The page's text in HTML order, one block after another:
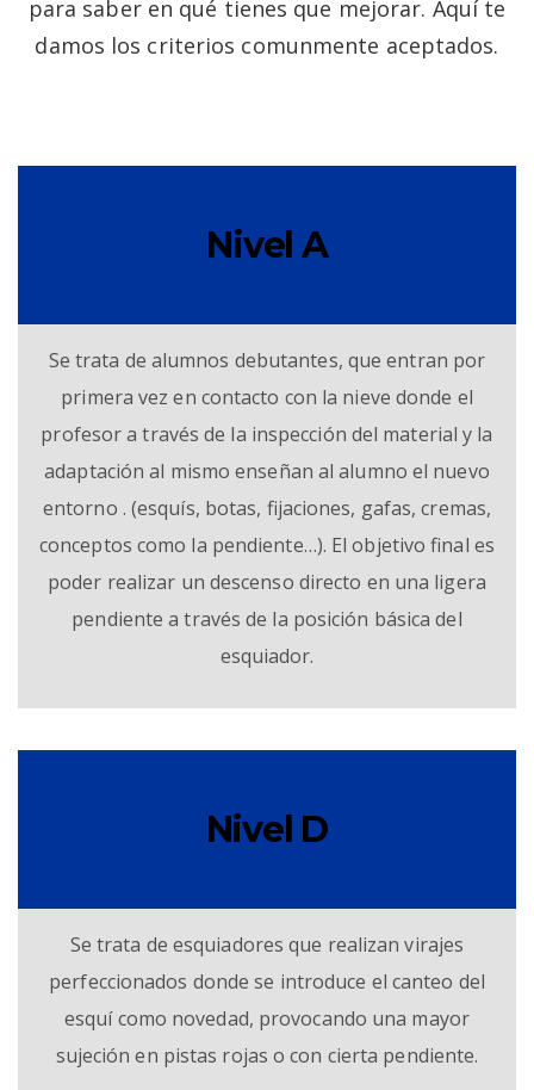
para saber en qué tienes que mejorar. Aquí te
damos los criterios comunmente aceptados.
Nivel A
Se trata de alumnos debutantes, que entran por
primera vez en contacto con la nieve donde el
profesor a través de la inspección del material y la
adaptación al mismo enseñan al alumno el nuevo
entorno . (esquís, botas, fijaciones, gafas, cremas,
conceptos como la pendiente…). El objetivo final es
poder realizar un descenso directo en una ligera
pendiente a través de la posición básica del
esquiador.
Nivel D
Se trata de esquiadores que realizan virajes
perfeccionados donde se introduce el canteo del
esquí como novedad, provocando una mayor
sujeción en pistas rojas o con cierta pendiente.